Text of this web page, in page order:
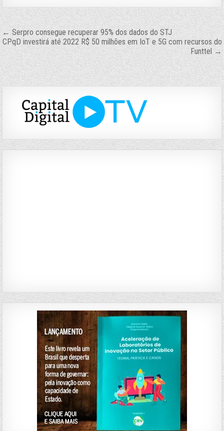
Navegação
de
Post
← Serpro consegue recuperar 95% dos dados do STJ
CPqD investirá até 2022 R$ 50 milhões em IoT e 5G com recursos do
Funttel →